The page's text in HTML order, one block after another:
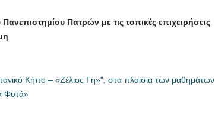
Πατρών με τις τοπικές επιχειρήσεις
Κήπο – «Ζέλιος Γη»", στα πλαίσια των μαθημάτων
Φυτά»